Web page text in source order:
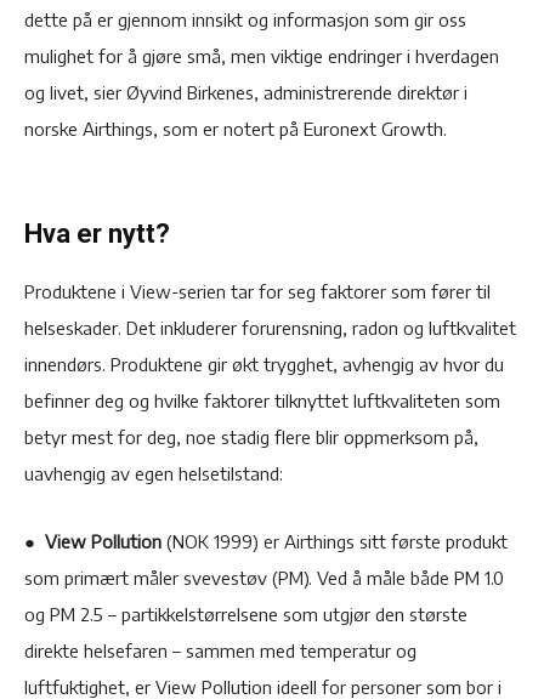
dette på er gjennom innsikt og informasjon som gir oss
mulighet for å gjøre små, men viktige endringer i hverdagen
og livet, sier Øyvind Birkenes, administrerende direktør i
norske Airthings, som er notert på Euronext Growth.
Hva er nytt?
Produktene i View-serien tar for seg faktorer som fører til
helseskader. Det inkluderer forurensning, radon og luftkvalitet
innendørs. Produktene gir økt trygghet, avhengig av hvor du
befinner deg og hvilke faktorer tilknyttet luftkvaliteten som
betyr mest for deg, noe stadig flere blir oppmerksom på,
uavhengig av egen helsetilstand:
● View Pollution (NOK 1999) er Airthings sitt første produkt
som primært måler svevestøv (PM). Ved å måle både PM 1.0
og PM 2.5 – partikkelstørrelsene som utgjør den største
direkte helsefaren – sammen med temperatur og
luftfuktighet, er View Pollution ideell for personer som bor i